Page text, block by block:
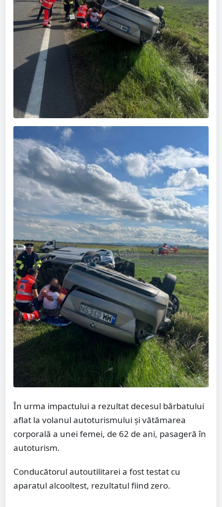
În urma impactului a rezultat decesul bărbatului
aflat la volanul autoturismului și vătămarea
corporală a unei femei, de 62 de ani, pasageră în
autoturism.
Conducătorul autoutilitarei a fost testat cu
aparatul alcooltest, rezultatul fiind zero.